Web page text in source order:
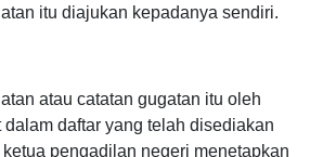
itu diajukan kepadanya sendiri.
atau catatan gugatan itu oleh
dalam daftar yang telah disediakan
pengadilan negeri menetapkan